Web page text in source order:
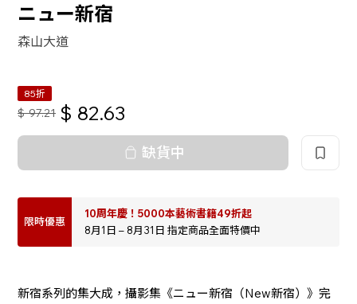
ニュー新宿
森山大道
85折
$ 97.21 $ 82.63
缺貨中
限時優惠
10周年慶！5000本藝術書籍49折起
8月1日 – 8月31日 指定商品全面特價中
新宿系列的集大成，攝影集《ニュー新宿（New新宿）》完